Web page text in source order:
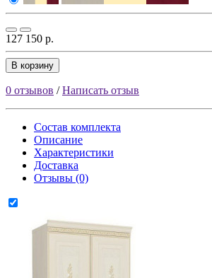
127 150 р.
В корзину
0 отзывов /Написать отзыв
Состав комплекта
Описание
Характеристики
Доставка
Отзывы (0)